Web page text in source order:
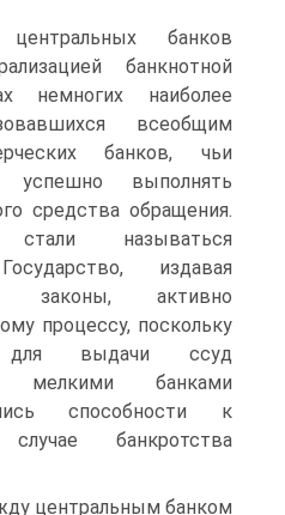
центральных банков
банкнотной
немногих наиболее
всеобщим
банков, чьи
успешно выполнять
средства обраще­ния.
называться
издавая
законы, активно
процессу, поскольку
для выдачи ссуд
мелкими банками
способности к
банкротства
центральным банком